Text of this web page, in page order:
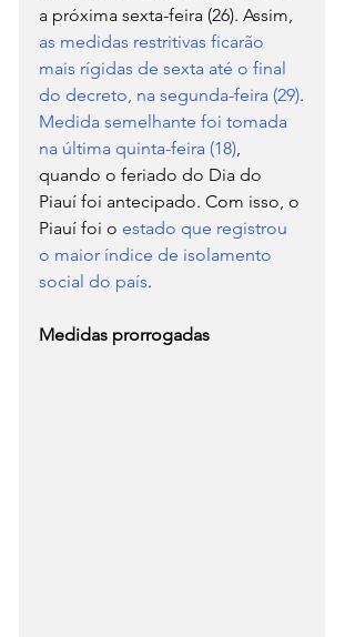
a próxima sexta-feira (26). Assim,
as medidas restritivas ficarão
mais rígidas de sexta até o final
do decreto, na segunda-feira (29).
Medida semelhante foi tomada
na última quinta-feira (18)
quando o feriado do Dia do
Piauí foi antecipado. Com isso, o
Piauí foi o estado que registrou
o maior índice de isolamento
social do país.
Medidas prorrogadas